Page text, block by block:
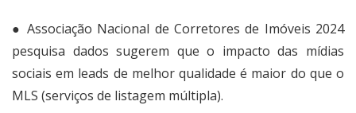
● Associação Nacional de Corretores de Imóveis 2024
pesquisa dados sugerem que o impacto das mídias
sociais em leads de melhor qualidade é maior do que o
MLS (serviços de listagem múltipla).